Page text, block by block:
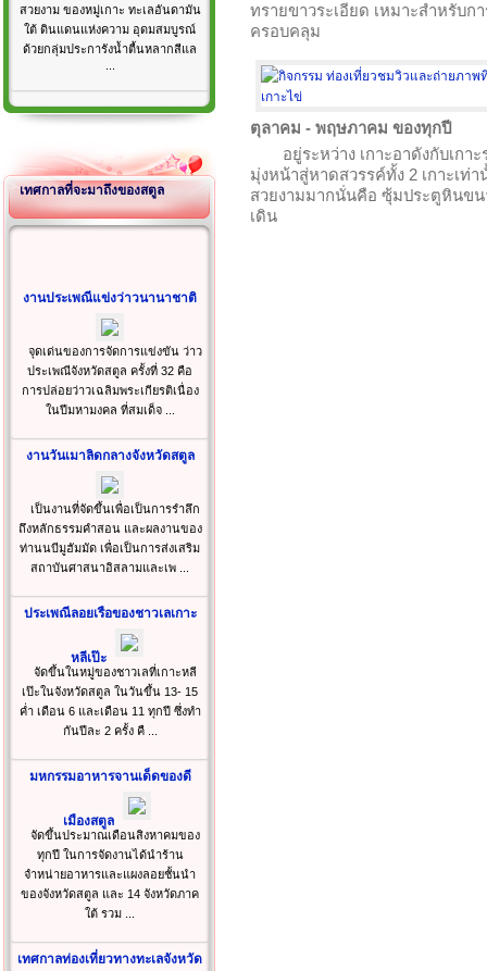
สวยงาม ของหมู่เกาะ ทะเลอันดามัน
ใต้ ดินแดนแห่งความ อุดมสมบูรณ์
ด้วยกลุ่มประการังน้ำตื้นหลากสีแล
เทศกาลที่จะมาถึงของสตูล
งานประเพณีแข่งว่าวนานาชาติ
จุดเด่นของการจัดการแข่งขัน ว่าว
ประเพณีจังหวัดสตูล ครั้งที่ 32 คือ
การปล่อยว่าวเฉลิมพระเกียรติเนื่อง
ในปีมหามงคล ที่สมเด็จ ...
งานวันเมาลิดกลางจังหวัดสตูล
เป็นงานที่จัดขึ้นเพื่อเป็นการรำลึก
ถึงหลักธรรมคำสอน และผลงานของ
ท่านนบีมูฮัมมัด เพื่อเป็นการส่งเสริม
สถาบันศาสนาอิสลามและเพ ...
ประเพณีลอยเรือของชาวเลเกาะ
หลีเป๊ะ
จัดขึ้นในหมู่ของชาวเลที่เกาะหลี
เป๊ะในจังหวัดสตูล ในวันขึ้น 13- 15
ค่ำ เดือน 6 และเดือน 11 ทุกปี ซึ่งทำ
กันปีละ 2 ครั้ง คื ...
มหกรรมอาหารจานเด็ดของดี
เมืองสตูล
จัดขึ้นประมาณเดือนสิงหาคมของ
ทุกปี ในการจัดงานได้นำร้าน
จำหน่ายอาหารและแผงลอยชั้นนำ
ของจังหวัดสตูล และ 14 จังหวัดภาค
ใต้ รวม ...
เทศกาลท่องเที่ยวทางทะเลจังหวัด
ทรายขาวระเอียด เหมาะสำหรับก
ครอบคลุม
ตุลาคม - พฤษภาคม ของทุกปี
อยู่ระหว่าง เกาะอาดังกับเกา
มุ่งหน้าสู่หาดสวรรค์ทั้ง 2 เกาะเ
สวยงามมากนั่นคือ ซุ้มประตูหินข
เดิน